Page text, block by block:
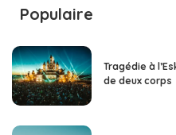
Populaire
Tragédie à
de deux corps